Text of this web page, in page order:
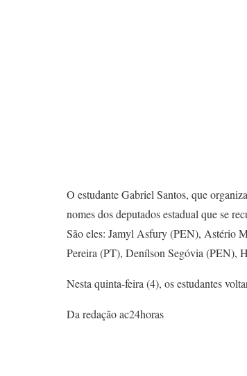
O estudante Gabriel Santos, que
nomes dos deputados estadual que se
São eles: Jamyl Asfury (PEN), Astério
Pereira (PT), Denílson Segóvia (PEN),
Nesta quinta-feira (4), os estudantes
Da redação ac24horas